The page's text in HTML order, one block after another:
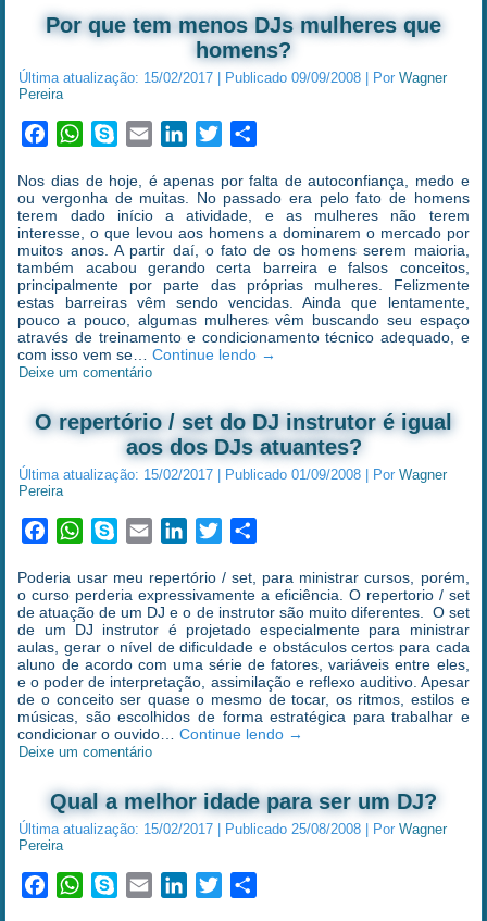
Por que tem menos DJs mulheres que
homens?
Última atualização: 15/02/2017 Publicado 09/09/2008 Por Wagner
Pereira
FacebookWhatsApp
Skype Email LinkedInTwitter
Nos dias de hoje, é apenas por falta de autoconfiança, medo e
ou vergonha de muitas. No passado era pelo fato de homens
terem dado início a atividade, e as mulheres não terem
interesse, o que levou aos homens a dominarem o mercado por
muitos anos. A partir daí, o fato de os homens serem maioria,
também acabou gerando certa barreira e falsos conceitos,
principalmente por parte das próprias mulheres. Felizmente
estas barreiras vêm sendo vencidas. Ainda que lentamente,
pouco a pouco, algumas mulheres vêm buscando seu espaço
através de treinamento e condicionamento técnico adequado, e
com isso vem se…Continue lendo →
Deixe um comentário
O repertório / set do DJ instrutor é igual
aos dos DJs atuantes?
Última atualização: 15/02/2017 Publicado 01/09/2008 Por Wagner
Pereira
FacebookWhatsApp
Skype Email LinkedInTwitter
Poderia usar meu repertório / set, para ministrar cursos, porém,
o curso perderia expressivamente a eficiência. O repertorio / set
de atuação de um DJ e o de instrutor são muito diferentes. O set
de um DJ instrutor é projetado especialmente para ministrar
aulas, gerar o nível de dificuldade e obstáculos certos para cada
aluno de acordo com uma série de fatores, variáveis entre eles,
e o poder de interpretação, assimilação e reflexo auditivo. Apesar
de o conceito ser quase o mesmo de tocar, os ritmos, estilos e
músicas, são escolhidos de forma estratégica para trabalhar e
condicionar o ouvido…Continue lendo →
Deixe um comentário
Qual a melhor idade para ser um DJ?
Última atualização: 15/02/2017 Publicado 25/08/2008 Por Wagner
Pereira
FacebookWhatsApp
Skype Email LinkedInTwitter